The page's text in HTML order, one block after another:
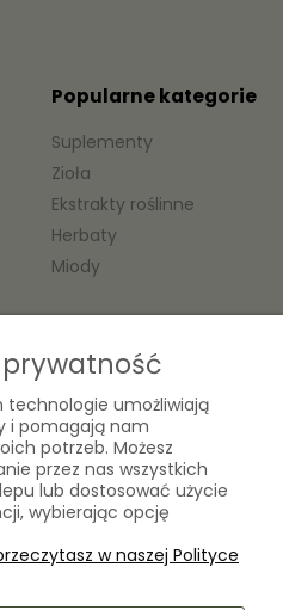
Laboratorium Zielarza Sp. z
o.o.
ul. Kopernika 10A
05-825 Grodzisk Mazowiecki
sklep@laboratoriumzielarza.pl
Popularne kategorie
Suplementy
Zioła
Ekstrakty roślinne
Herbaty
Miody
technologie umożliwiają
i pomagają nam
potrzeb. Możesz
przez nas wszystkich
lub dostosować użycie
wybierając opcję
w naszej Polityce